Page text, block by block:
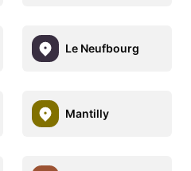
Le Neufbourg
Mantilly